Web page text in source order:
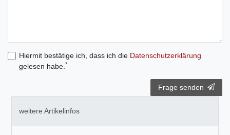
Hiermit bestätige ich, dass ich die Daten­schutz­erklärung
gelesen habe. *
Frage senden
weitere Artikelinfos